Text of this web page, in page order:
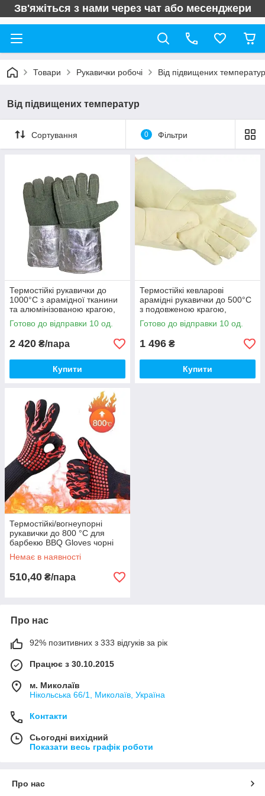
Зв'яжіться з нами через чат або месенджери
Товари Рукавички робочі Від підвищених температур
Від підвищених температур
Сортування 0 Фільтри
Термостійкі рукавички до
1000°C з арамідної тканини
та алюмінізованою крагою,
посилені, модель ABL-S515
Готово до відправки 10 од.
2 420 ₴/пара
Купити
Термостійкі кевларові
арамідні рукавички до 500°C
з подовженою крагою,
посилені, модель S1204
Готово до відправки 10 од.
1 496 ₴
Купити
Термостійкі/вогнеупорні
рукавички до 800 °C для
барбекю BBQ Gloves чорні
Немає в наявності
510,40 ₴/пара
Про нас
92% позитивних з 333 відгуків за рік
Працює з 30.10.2015
м. Миколаїв
Нікольська 66/1, Миколаїв, Україна
Контакти
Сьогодні вихідний
Показати весь графік роботи
Про нас